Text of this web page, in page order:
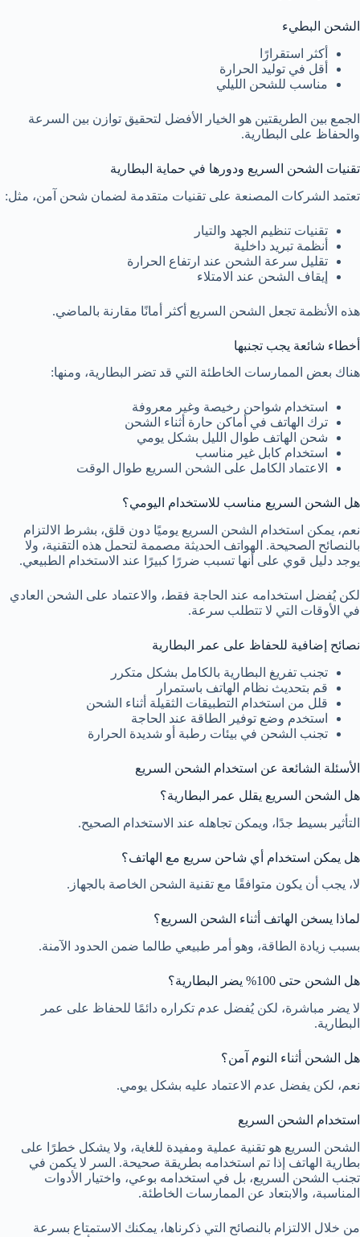
الشحن البطيء
أكثر استقرارًا
أقل في توليد الحرارة
مناسب للشحن الليلي
الجمع بين الطريقتين هو الخيار الأفضل لتحقيق توازن بين السرعة
والحفاظ على البطارية.
تقنيات الشحن السريع ودورها في حماية البطارية
تعتمد الشركات المصنعة على تقنيات متقدمة لضمان شحن آمن، مثل:
تقنيات تنظيم الجهد والتيار
أنظمة تبريد داخلية
تقليل سرعة الشحن عند ارتفاع الحرارة
إيقاف الشحن عند الامتلاء
هذه الأنظمة تجعل الشحن السريع أكثر أمانًا مقارنة بالماضي.
أخطاء شائعة يجب تجنبها
هناك بعض الممارسات الخاطئة التي قد تضر البطارية، ومنها:
استخدام شواحن رخيصة وغير معروفة
ترك الهاتف في أماكن حارة أثناء الشحن
شحن الهاتف طوال الليل بشكل يومي
استخدام كابل غير مناسب
الاعتماد الكامل على الشحن السريع طوال الوقت
هل الشحن السريع مناسب للاستخدام اليومي؟
نعم، يمكن استخدام الشحن السريع يوميًا دون قلق، بشرط الالتزام
بالنصائح الصحيحة. الهواتف الحديثة مصممة لتحمل هذه التقنية، ولا
يوجد دليل قوي على أنها تسبب ضررًا كبيرًا عند الاستخدام الطبيعي.
لكن يُفضل استخدامه عند الحاجة فقط، والاعتماد على الشحن العادي
في الأوقات التي لا تتطلب سرعة.
نصائح إضافية للحفاظ على عمر البطارية
تجنب تفريغ البطارية بالكامل بشكل متكرر
قم بتحديث نظام الهاتف باستمرار
قلل من استخدام التطبيقات الثقيلة أثناء الشحن
استخدم وضع توفير الطاقة عند الحاجة
تجنب الشحن في بيئات رطبة أو شديدة الحرارة
الأسئلة الشائعة عن استخدام الشحن السريع
هل الشحن السريع يقلل عمر البطارية؟
التأثير بسيط جدًا، ويمكن تجاهله عند الاستخدام الصحيح.
هل يمكن استخدام أي شاحن سريع مع الهاتف؟
لا، يجب أن يكون متوافقًا مع تقنية الشحن الخاصة بالجهاز.
لماذا يسخن الهاتف أثناء الشحن السريع؟
بسبب زيادة الطاقة، وهو أمر طبيعي طالما ضمن الحدود الآمنة.
هل الشحن حتى 100% يضر البطارية؟
لا يضر مباشرة، لكن يُفضل عدم تكراره دائمًا للحفاظ على عمر
البطارية.
هل الشحن أثناء النوم آمن؟
نعم، لكن يفضل عدم الاعتماد عليه بشكل يومي.
استخدام الشحن السريع
الشحن السريع هو تقنية عملية ومفيدة للغاية، ولا يشكل خطرًا على
بطارية الهاتف إذا تم استخدامه بطريقة صحيحة. السر لا يكمن في
تجنب الشحن السريع، بل في استخدامه بوعي، واختيار الأدوات
المناسبة، والابتعاد عن الممارسات الخاطئة.
من خلال الالتزام بالنصائح التي ذكرناها، يمكنك الاستمتاع بسرعة